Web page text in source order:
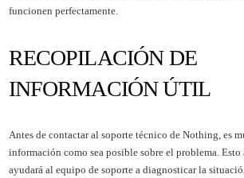
funcionen perfectamente.
RECOPILACIÓN DE
INFORMACIÓN ÚTIL
Antes de contactar al soporte técnico de Nothing, es
información como sea posible sobre el problema.
ayudará al equipo de soporte a diagnosticar la